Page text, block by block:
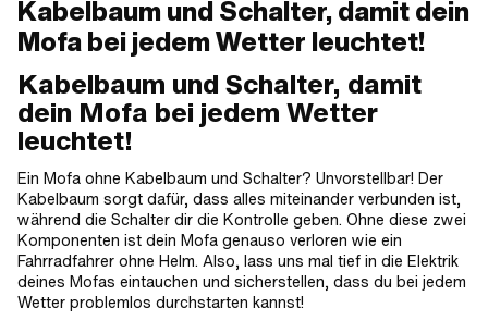
Kabelbaum und Schalter, damit dein
Mofa bei jedem Wetter leuchtet!
Kabelbaum und Schalter, damit
dein Mofa bei jedem Wetter
leuchtet!
Ein Mofa ohne Kabelbaum und Schalter? Unvorstellbar! Der
Kabelbaum sorgt dafür, dass alles miteinander verbunden ist,
während die Schalter dir die Kontrolle geben. Ohne diese zwei
Komponenten ist dein Mofa genauso verloren wie ein
Fahrradfahrer ohne Helm. Also, lass uns mal tief in die Elektrik
deines Mofas eintauchen und sicherstellen, dass du bei jedem
Wetter problemlos durchstarten kannst!